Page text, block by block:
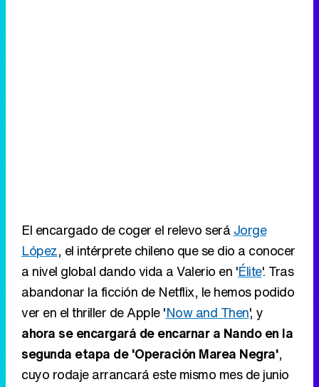
El encargado de coger el relevo será Jorge
López, el intérprete chileno que se dio a conocer
a nivel global dando vida a Valerio en 'Élite'. Tras
abandonar la ficción de Netflix, le hemos podido
ver en el thriller de Apple 'Now and Then', y
ahora se encargará de encarnar a Nando en la
segunda etapa de 'Operación Marea Negra',
cuyo rodaje arrancará este mismo mes de junio